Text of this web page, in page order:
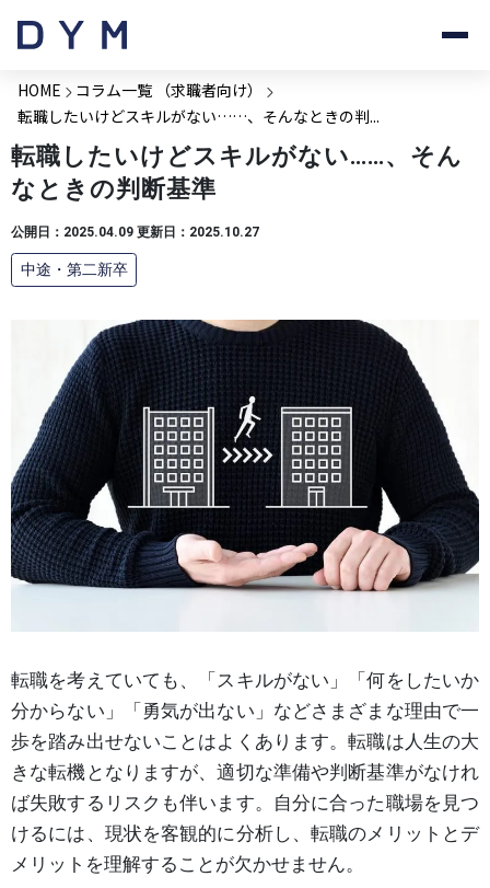
HOME
コラム一覧 （求職者向け）
転職したいけどスキルがない……、そんなときの判...
転職したいけどスキルがない……、そん
なときの判断基準
公開日：2025.04.09 更新日：2025.10.27
中途・第二新卒
転職を考えていても、「スキルがない」「何をしたいか
分からない」「勇気が出ない」などさまざまな理由で一
歩を踏み出せないことはよくあります。転職は人生の大
きな転機となりますが、適切な準備や判断基準がなけれ
ば失敗するリスクも伴います。自分に合った職場を見つ
けるには、現状を客観的に分析し、転職のメリットとデ
メリットを理解することが欠かせません。